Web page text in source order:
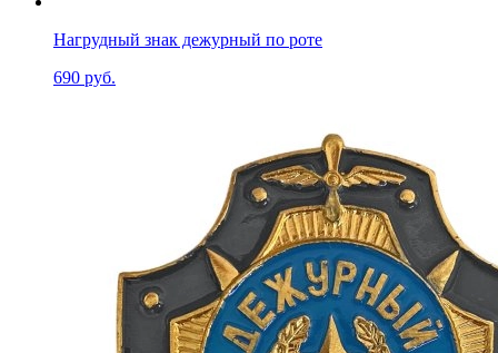
Нагрудный знак дежурный по роте
690 руб.